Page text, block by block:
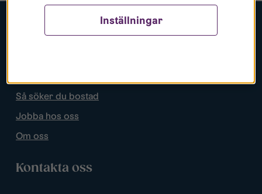
Populära sidor
Så söker du bostad
Jobba hos oss
Om oss
Kontakta oss
Inställningar